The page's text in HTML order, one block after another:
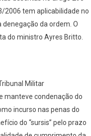
2006 tem aplicabilidade no
denegação da ordem. O
do ministro Ayres Britto.
Militar
manteve condenação do
incurso nas penas do
do “sursis” pelo prazo